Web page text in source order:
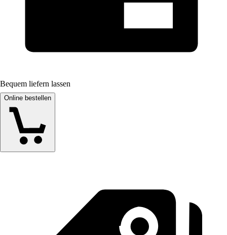
Bequem liefern lassen
Online bestellen